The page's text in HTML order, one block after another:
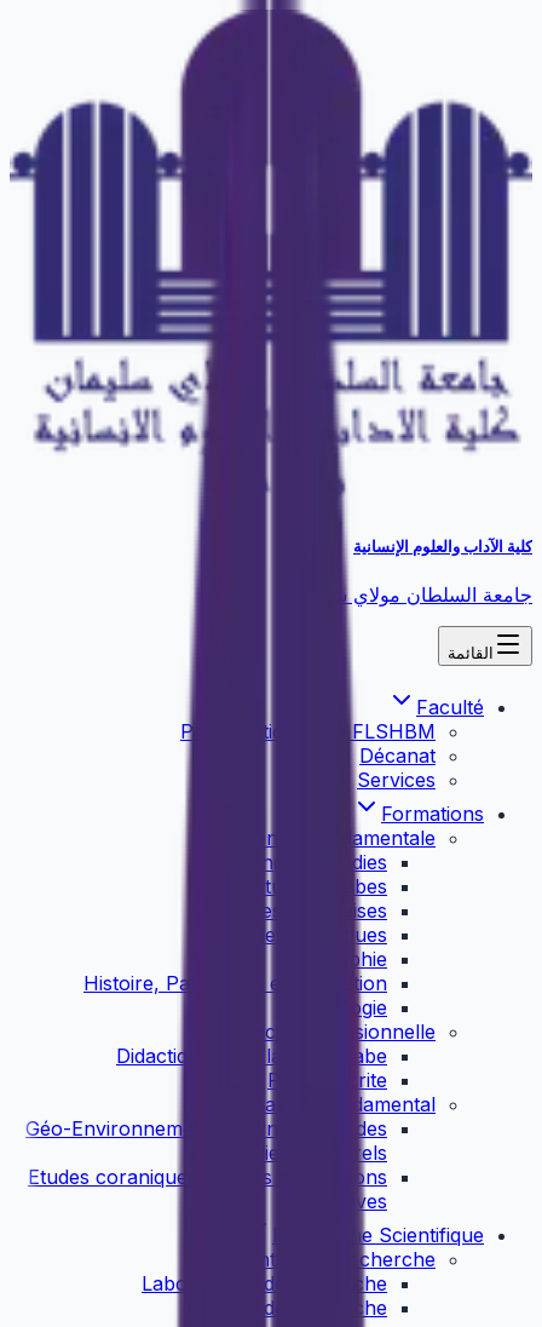
كلية الآداب والعلوم الإنسانية
جامعة السلطان مولاي سليمان
القائمة
Faculté
Présentation de la FLSHBM
Décanat
Services
Formations
Licence Fondamentale
English Studies
Etudes Arabes
Etudes Françaises
Etudes Islamiques
Géographie
Histoire, Patrimoine et Civilisation
Sociolologie
Licence Professionnelle
Didactique de la langue arabe
Presse écrite
Master Fondamental
Géo-Environnement et Dynamique des
Milieux Naturels
Etudes coraniques et leurs applications
cognitives
Recherche Scientifique
Entités de recherche
Laboratoires de recherche
Equipes de recherche